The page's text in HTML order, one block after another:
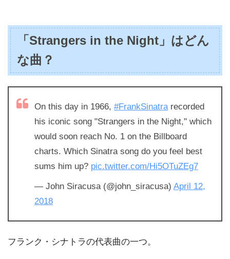
「Strangers in the Night」はどん
な曲？
On this day in 1966, #FrankSinatra recorded
his iconic song "Strangers in the Night," which
would soon reach No. 1 on the Billboard
charts. Which Sinatra song do you feel best
sums him up? pic.twitter.com/Hi5OTuZEg7
— John Siracusa (@john_siracusa) April 12,
2018
フランク・シナトラの代表曲の一つ。